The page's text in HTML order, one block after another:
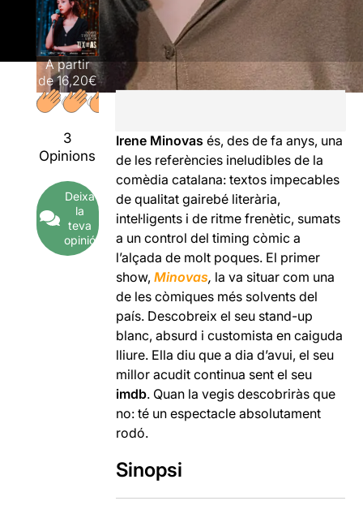
A partir
de16,20€
3
Opinions
Deixa
la
teva
opinió
Irene Minovas és, des de fa anys, una
de les referències ineludibles de la
comèdia catalana: textos impecables
de qualitat gairebé literària,
intel·ligents ide ritme frenètic, sumats
a un control del timing còmic a
l’alçada de molt poques. El primer
show,Minovas, la va situar com una
de les còmiques més solvents del
país. Descobreix el seu stand-up
blanc, absurd i customista en caiguda
lliure. Ella diu que a dia d’avui, el seu
millor acudit continua sent el seu
imdb. Quan la vegis descobriràs que
no: té un espectacle absolutament
rodó.
Sinopsi